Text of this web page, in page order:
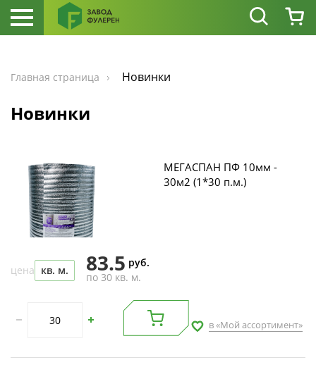
Главная страница Новинки
Новинки
МЕГАСПАН ПФ 10мм -
30м2 (1*30 п.м.)
цена кв. м. 83.5 руб.
по 30 кв. м.
в «Мой ассортимент»